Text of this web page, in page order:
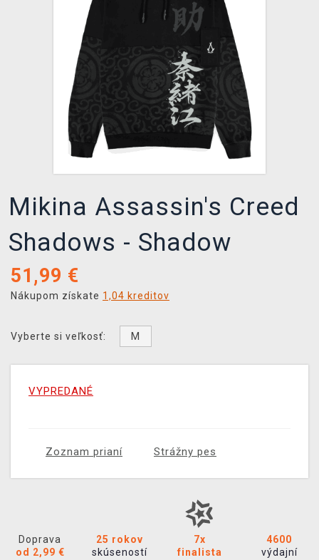
XZONE KLUB
Mikina Assassin's Creed
Shadows - Shadow
51,99 €
Nákupom získate 1,04 kreditov
Vyberte si veľkosť: M
VYPREDANÉ
Zoznam prianí Strážny pes
Doprava
od 2,99 €
25 rokov
skúseností
7x
finalista
4600
výdajní